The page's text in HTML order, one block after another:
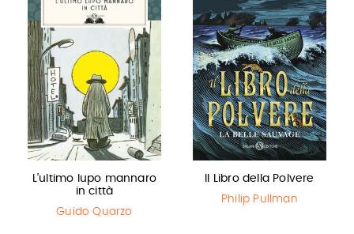
L'ultimo lupo mannaro
in città
Guido Quarzo
Il Libro della Polvere
Philip Pullman